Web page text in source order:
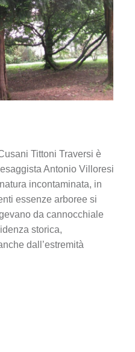
Tittoni Traversi è
Antonio Villoresi
incontaminata, in
essenze arboree si
da cannocchiale
storica,
dall’estremità